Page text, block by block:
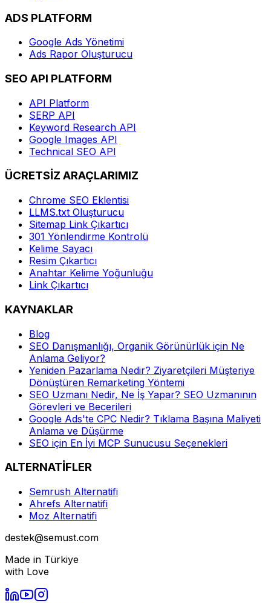
ADS PLATFORM
Google Ads Yönetimi
Ads Rapor Oluşturucu
SEO API PLATFORM
API Platform
SERP API
Keyword Research API
Google Images API
Technical SEO API
ÜCRETSİZ ARAÇLARIMIZ
Chrome SEO Eklentisi
LLMS.txt Oluşturucu
Sitemap Link Çıkartıcı
301 Yönlendirme Kontrolü
Kelime Sayacı
Resim Çıkartıcı
Anahtar Kelime Yoğunluğu
Link Çıkartıcı
KAYNAKLAR
Blog
SEO Danışmanlığı, Organik Görünürlük için Ne
Anlama Geliyor?
Yeniden Pazarlama Nedir? Ziyaretçileri Müşteriye
Dönüştüren Remarketing Yöntemi
SEO Uzmanı Nedir, Ne İş Yapar? SEO Uzmanının
Görevleri ve Becerileri
Google Ads'te CPC Nedir? Tıklama Başına Maliyeti
Anlama ve Düşürme
SEO için En İyi MCP Sunucusu Seçenekleri
ALTERNATİFLER
Semrush Alternatifi
Ahrefs Alternatifi
Moz Alternatifi
destek@semust.com
Made in Türkiye
with Love